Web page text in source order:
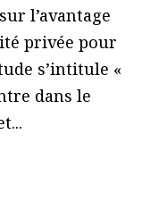
l’avantage
privée pour
s’intitule «
dans le